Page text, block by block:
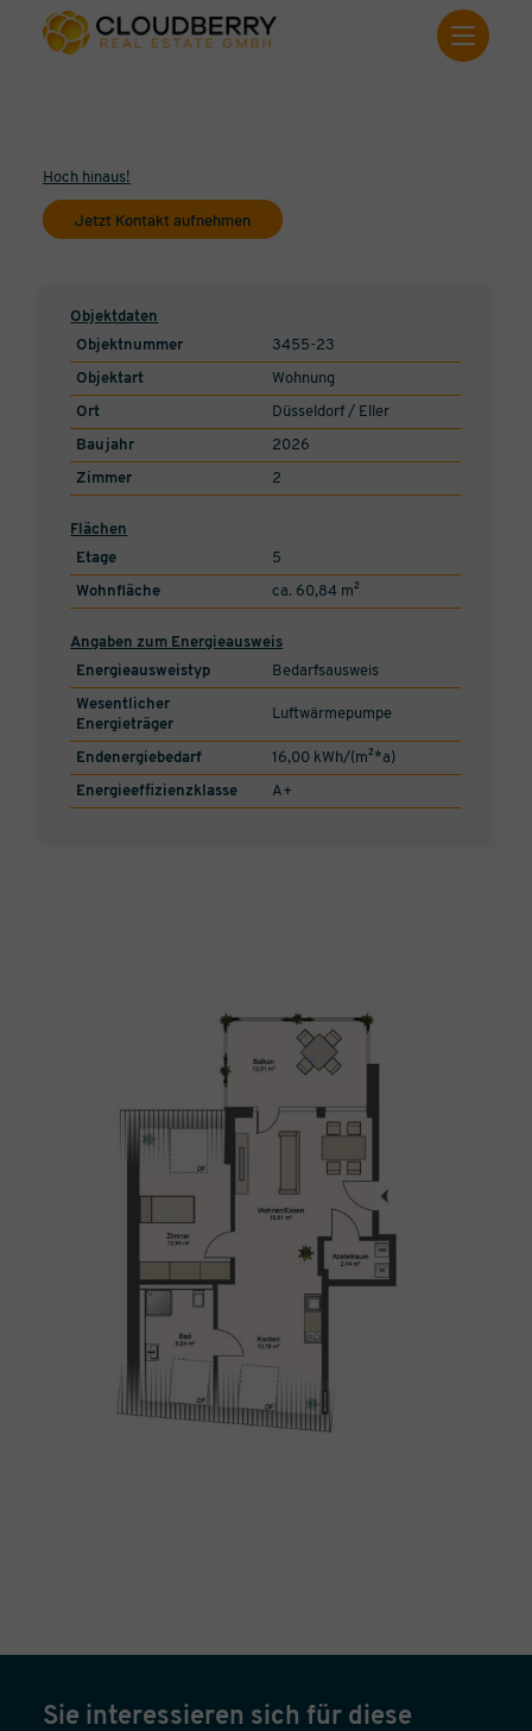
Hoch hinaus!
Jetzt Kontakt aufnehmen
Objektdaten
Objektnummer
3455-23
Objektart Wohnung
Ort Düsseldorf / Eller
Baujahr 2026
Zimmer 2
Flächen
Etage
5
Wohnfläche ca. 60,84 m²
Angaben zum Energieausweis
Energieausweistyp
Bedarfsausweis
Wesentlicher
Energieträger
Luftwärmepumpe
Endenergiebedarf 16,00 kWh/(m²*a)
Energieeffizienzklasse A+
Sie interessieren sich für diese